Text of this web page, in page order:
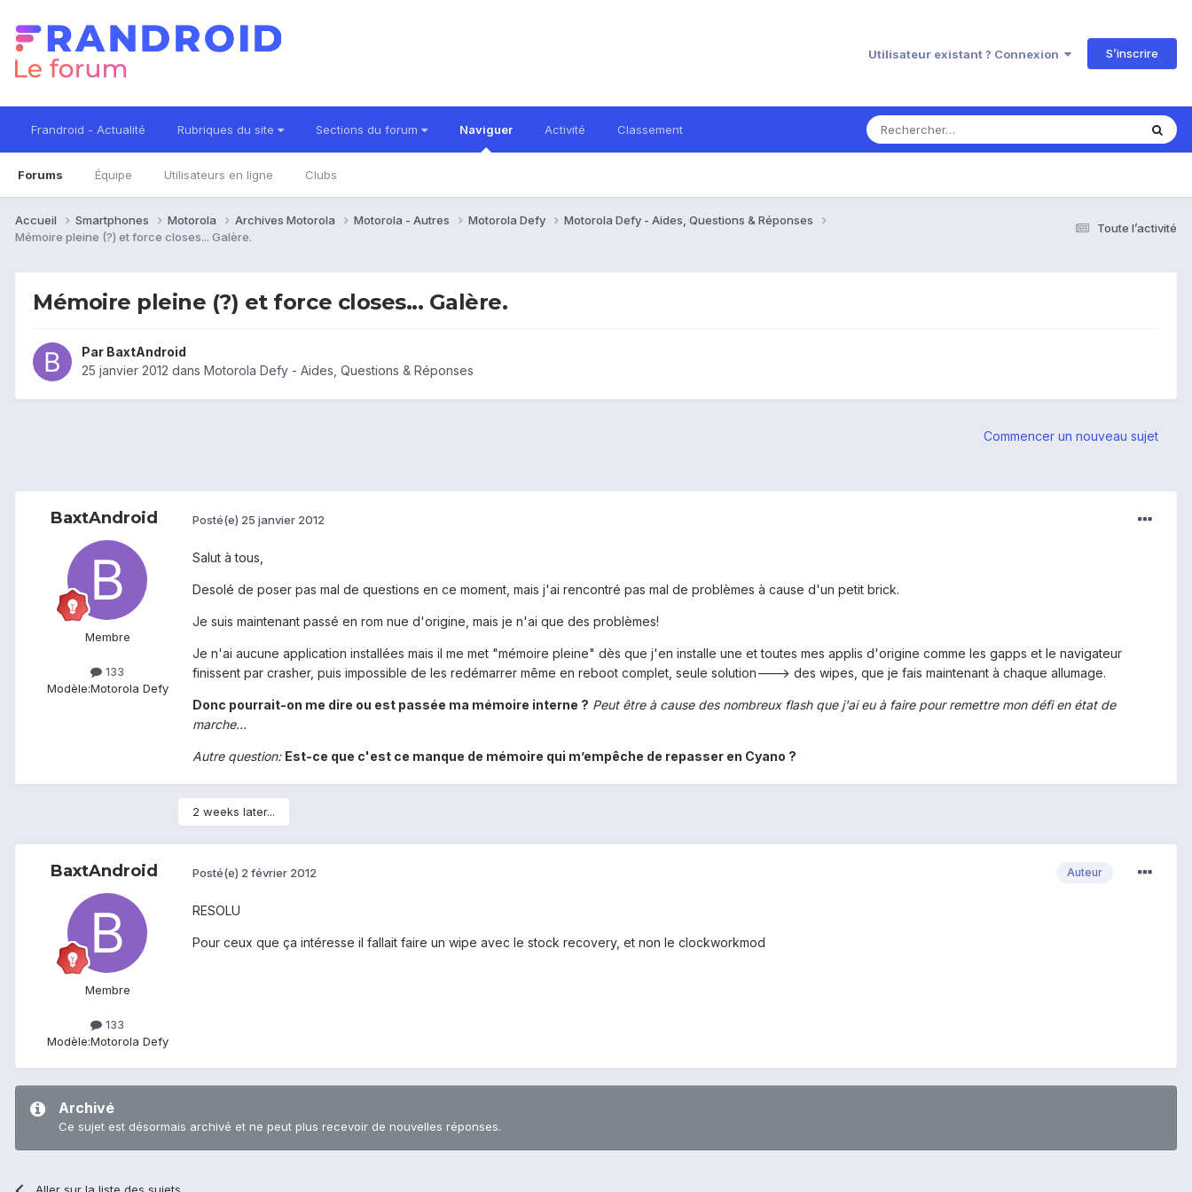
Utilisateur existant ? Connexion S’inscrire
Frandroid - Actualité Rubriques du site Sections du forum Naviguer
Forums Équipe Utilisateurs en ligne Clubs
Activité Classement
Toute l’activité
Accueil Smartphones Motorola Archives Motorola Motorola - Autres Motorola Defy
Motorola Defy - Aides, Questions & Réponses
Mémoire pleine (?) et force closes... Galère.
Mémoire pleine (?) et force closes... Galère.
Par BaxtAndroid
25 janvier 2012 dans Motorola Defy - Aides, Questions & Réponses
Commencer un nouveau sujet
BaxtAndroid
Membre
133
Modèle:Motorola Defy
Posté(e) 25 janvier 2012
Salut à tous,
Desolé de poser pas mal de questions en ce moment, mais j'ai rencontré pas mal de problèmes à cause d'un petit brick.
Je suis maintenant passé en rom nue d'origine, mais je n'ai que des problèmes!
Je n'ai aucune application installées mais il me met "mémoire pleine" dès que j'en installe une et toutes mes applis d'origine comme les gapps et le navigateur
finissent par crasher, puis impossible de les redémarrer même en reboot complet, seule solution---> des wipes, que je fais maintenant à chaque allumage.
Donc pourrait-on me dire ou est passée ma mémoire interne ? Peut être à cause des nombreux flash que j'ai eu à faire pour remettre mon défi en état de
marche...
Autre question: Est-ce que c'est ce manque de mémoire qui m’empêche de repasser en Cyano ?
2 weeks later...
BaxtAndroid
Membre
133
Modèle:Motorola Defy
Auteur
Posté(e) 2 février 2012
RESOLU
Pour ceux que ça intéresse il fallait faire un wipe avec le stock recovery, et non le clockworkmod
Archivé
Ce sujet est désormais archivé et ne peut plus recevoir de nouvelles réponses.